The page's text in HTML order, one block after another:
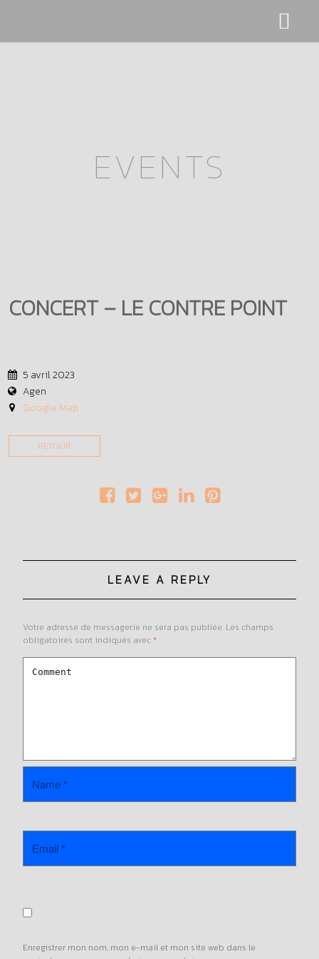
BIO
EVENTS
CONCERT – LE CONTRE POINT
5 avril 2023
Agen
Google Map
RETOUR
LEAVE A REPLY
Votre adresse de messagerie ne sera pas publiée. Les champs
obligatoires sont indiqués avec*
Enregistrer mon nom, mon e-mail et mon site web dans le